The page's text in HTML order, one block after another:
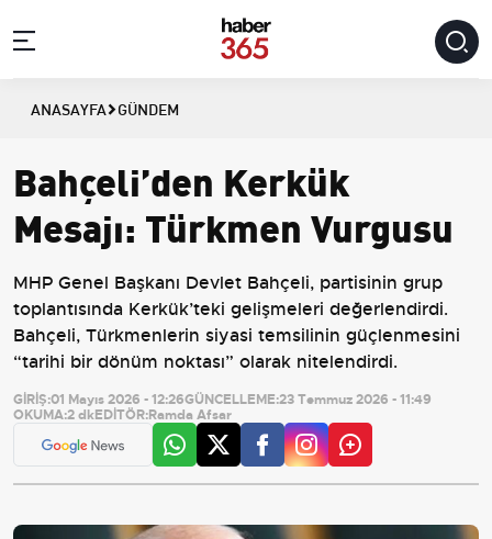
ANASAYFA GÜNDEM
Bahçeli’den Kerkük
Mesajı: Türkmen Vurgusu
MHP Genel Başkanı Devlet Bahçeli, partisinin grup
toplantısında Kerkük’teki gelişmeleri değerlendirdi.
Bahçeli, Türkmenlerin siyasi temsilinin güçlenmesini
“tarihi bir dönüm noktası” olarak nitelendirdi.
GİRİŞ:01 Mayıs 2026 - 12:26GÜNCELLEME:23 Temmuz 2026 - 11:49
OKUMA:2 dkEDİTÖR:Ramda Afsar